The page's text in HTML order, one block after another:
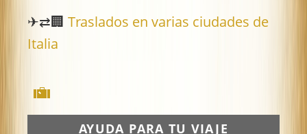
✈⇄🏢 Traslados en varias ciudades de
Italia